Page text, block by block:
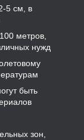
5 см, в
метров,
нужд
быть
зон,